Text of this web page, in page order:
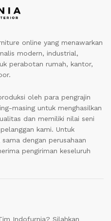
online yang menawarkan
modern, industrial,
perabotan rumah, kantor,
oleh para pengrajin
masing untuk menghasilkan
dan memiliki nilai seni
kami. Untuk
dengan perusahaan
pengiriman keseluruh
Indofurnia? Silahkan